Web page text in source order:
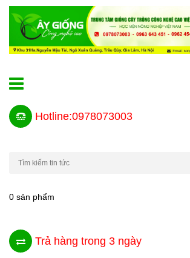
Hotline:0978073003
0 sản phẩm
Trả hàng trong 3 ngày